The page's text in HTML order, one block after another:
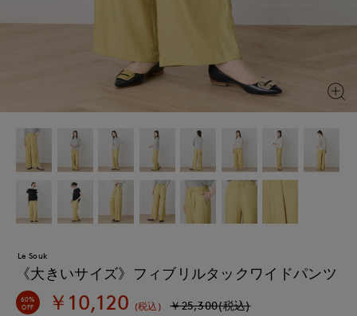
Le Souk
《大きいサイズ》フィブリルタックワイドパンツ
60%
OFF ￥10,120 (税込) ￥25,300(税込)